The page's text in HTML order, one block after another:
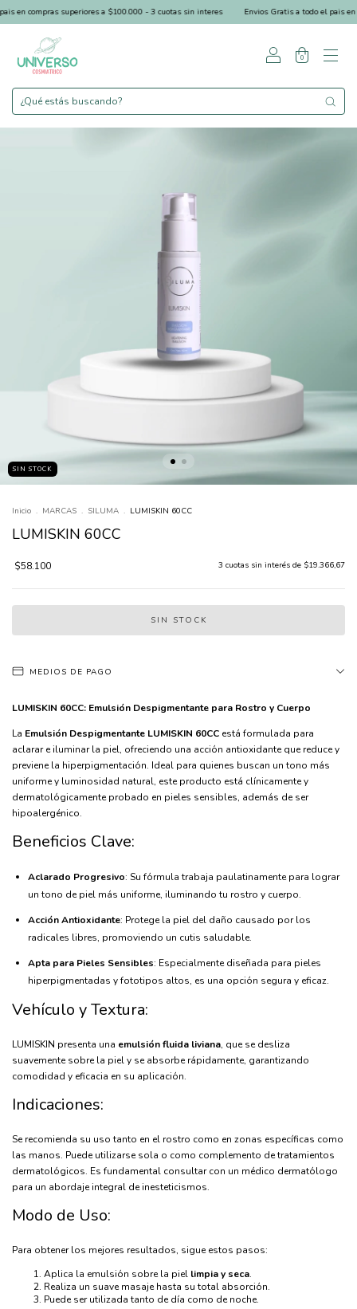
en compras superiores a $100.000 - 3 cuotas sin interes Envios Gratis a todo el pais en
0
SIN STOCK
Inicio . MARCAS . SILUMA . LUMISKIN 60CC
LUMISKIN 60CC
$58.100 3 cuotas sin interés de $19.366,67
MEDIOS DE PAGO
LUMISKIN 60CC: Emulsión Despigmentante para Rostro y Cuerpo
La Emulsión Despigmentante LUMISKIN 60CC está formulada para
aclarar e iluminar la piel, ofreciendo una acción antioxidante que reduce y
previene la hiperpigmentación. Ideal para quienes buscan un tono más
uniforme y luminosidad natural, este producto está clínicamente y
dermatológicamente probado en pieles sensibles, además de ser
hipoalergénico.
Beneficios Clave:
Aclarado Progresivo: Su fórmula trabaja paulatinamente para lograr
un tono de piel más uniforme, iluminando tu rostro y cuerpo.
Acción Antioxidante: Protege la piel del daño causado por los
radicales libres, promoviendo un cutis saludable.
Apta para Pieles Sensibles: Especialmente diseñada para pieles
hiperpigmentadas y fototipos altos, es una opción segura y eficaz.
Vehículo y Textura:
LUMISKIN presenta una emulsión fluida liviana, que se desliza
suavemente sobre la piel y se absorbe rápidamente, garantizando
comodidad y eficacia en su aplicación.
Indicaciones:
Se recomienda su uso tanto en el rostro como en zonas específicas como
las manos. Puede utilizarse sola o como complemento de tratamientos
dermatológicos. Es fundamental consultar con un médico dermatólogo
para un abordaje integral de inesteticismos.
Modo de Uso:
Para obtener los mejores resultados, sigue estos pasos:
Aplica la emulsión sobre la piel limpia y seca.
Realiza un suave masaje hasta su total absorción.
Puede ser utilizada tanto de día como de noche.